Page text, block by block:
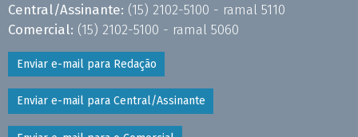
Central/Assinante: (15) 2102-5100 - ramal 5110
Comercial: (15) 2102-5100 - ramal 5060
Enviar e-mail para Redação
Enviar e-mail para Central/Assinante